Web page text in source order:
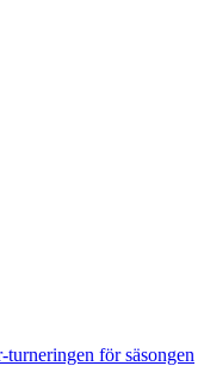
för säsongen